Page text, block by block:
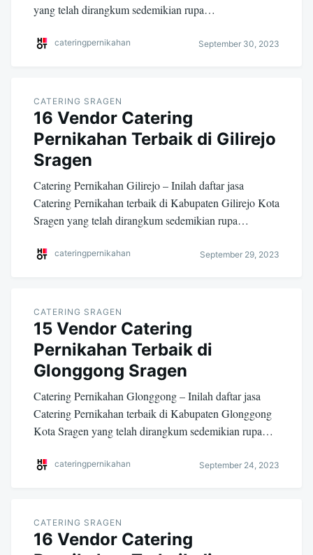
yang telah dirangkum sedemikian rupa…
cateringpernikahan September 30, 2023
CATERING SRAGEN
16 Vendor Catering
Pernikahan Terbaik di Gilirejo
Sragen
Catering Pernikahan Gilirejo – Inilah daftar jasa
Catering Pernikahan terbaik di Kabupaten Gilirejo Kota
Sragen yang telah dirangkum sedemikian rupa…
cateringpernikahan September 29, 2023
CATERING SRAGEN
15 Vendor Catering
Pernikahan Terbaik di
Glonggong Sragen
Catering Pernikahan Glonggong – Inilah daftar jasa
Catering Pernikahan terbaik di Kabupaten Glonggong
Kota Sragen yang telah dirangkum sedemikian rupa…
cateringpernikahan September 24, 2023
CATERING SRAGEN
16 Vendor Catering